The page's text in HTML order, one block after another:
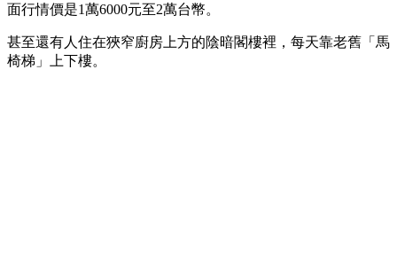
面行情價是1萬6000元至2萬台幣。
甚至還有人住在狹窄廚房上方的陰暗閣樓裡，每天靠老舊「馬
椅梯」上下樓。